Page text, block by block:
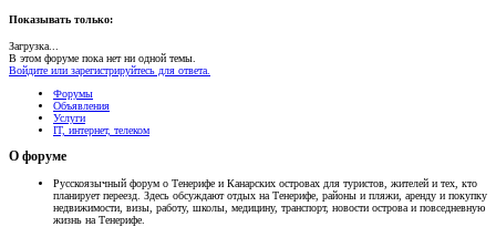
Показывать только:
Загрузка...
В этом форуме пока нет ни одной темы.
Войдите или зарегистрируйтесь для ответа.
Форумы
Объявления
Услуги
IT, интернет, телеком
О форуме
Русскоязычный форум о Тенерифе и Канарских островах для туристов, жителей и тех, кто
планирует переезд. Здесь обсуждают отдых на Тенерифе, районы и пляжи, аренду и покупку
недвижимости, визы, работу, школы, медицину, транспорт, новости острова и повседневную
жизнь на Тенерифе.